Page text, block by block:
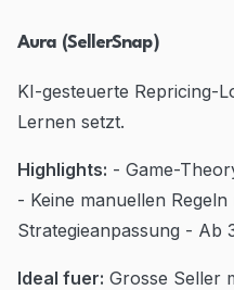
Aura (SellerSnap)
KI-gesteuerte Repricing-
Lernen setzt.
Highlights: - Game-
- Keine manuellen
Strategieanpassung - Ab
Ideal fuer: Grosse Seller